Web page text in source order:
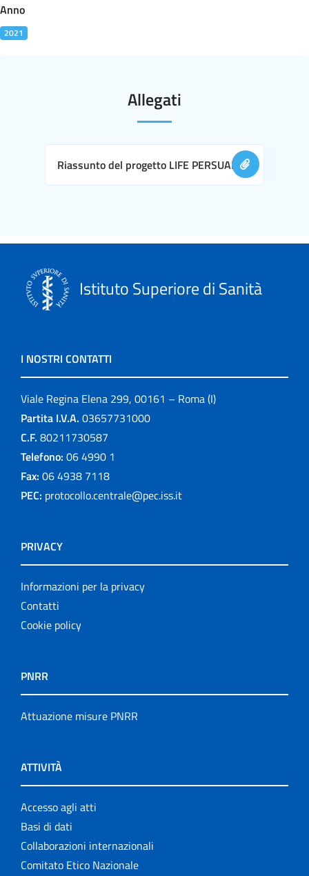
Anno
2021
Allegati
Riassunto del progetto LIFE PERSUADED
Istituto Superiore di Sanità
I NOSTRI CONTATTI
Viale Regina Elena 299, 00161 – Roma (I)
Partita I.V.A. 03657731000
C.F. 80211730587
Telefono: 06 4990 1
Fax: 06 4938 7118
PEC: protocollo.centrale@pec.iss.it
PRIVACY
Informazioni per la privacy
Contatti
Cookie policy
PNRR
Attuazione misure PNRR
ATTIVITÀ
Accesso agli atti
Basi di dati
Collaborazioni internazionali
Comitato Etico Nazionale